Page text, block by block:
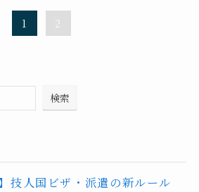
1 2
検索
技人国ビザ・派遣の新ルール